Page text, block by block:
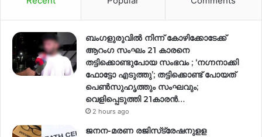
ബംഗളുരുവിൽ നിന്ന് കോഴിക്കോടേക്ക്
ആറംഗ സംഘം 21 കാരനെ
തട്ടിക്കൊണ്ടുപോയ സംഭവം ; ‘നഗ്നനാക്കി
ഫോട്ടോ എടുത്തു’; തട്ടിക്കൊണ്ട് പോയത്
പെണ്‍സുഹൃത്തും സംഘവും;
വെളിപ്പെടുത്തി 21കാരന്‍…
2 hours ago
ജനന-മരണ രജിസ്‌ട്രേഷനുളള